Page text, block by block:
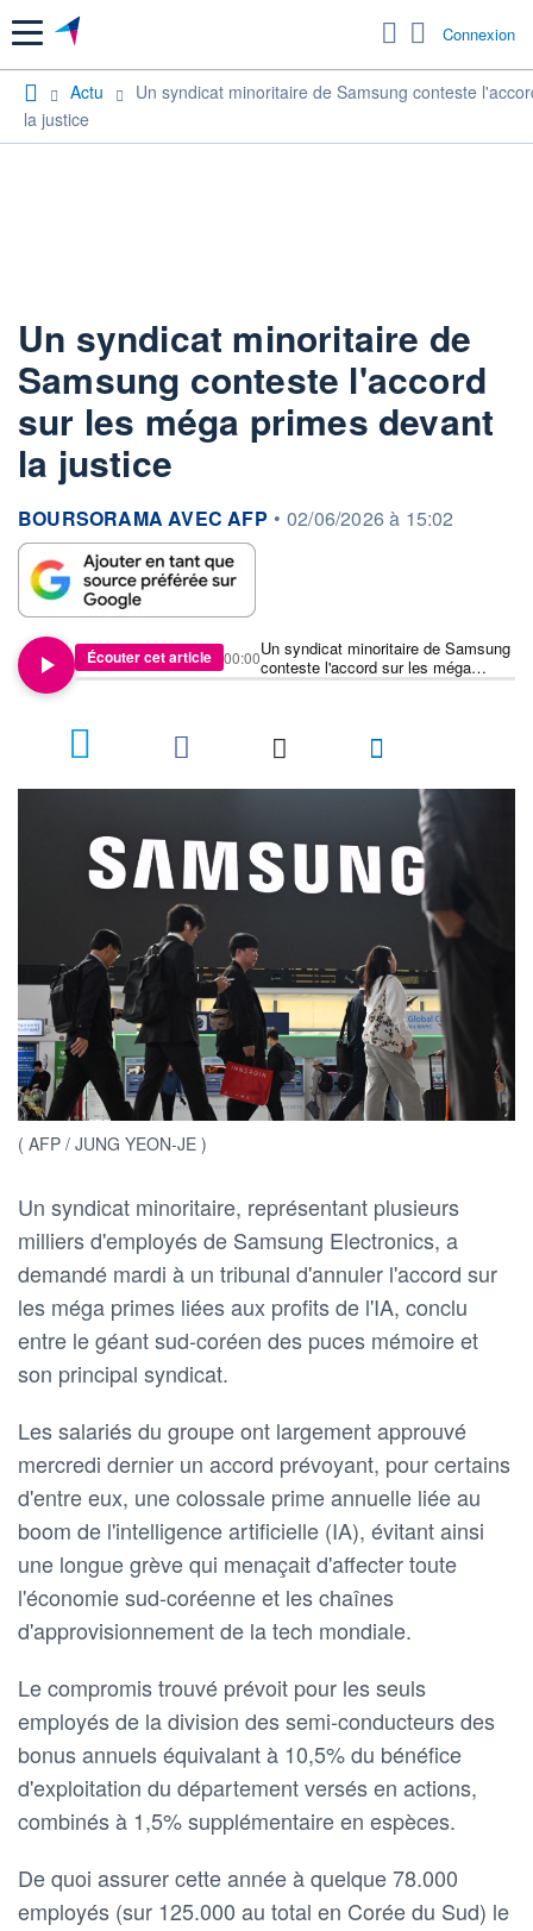
Menu Connexion
Actu
Un syndicat minoritaire de Samsung conteste
la justice
Un syndicat minoritaire de
Samsung conteste l'accord
sur les méga primes devant
la justice
information fournie par
BOURSORAMA AVEC AFP • 02/06/2026 à 15:02
Écouter cet article
Un syndicat minoritaire de Samsung
conteste l'accord sur les méga
primes devant la justice
00:00
( AFP / JUNG YEON-JE )
Un syndicat minoritaire, représentant plusieurs
milliers d'employés de Samsung Electronics, a
demandé mardi à un tribunal d'annuler l'accord sur
les méga primes liées aux profits de l'IA, conclu
entre le géant sud-coréen des puces mémoire et
son principal syndicat.
Les salariés du groupe ont largement approuvé
mercredi dernier un accord prévoyant, pour certains
d'entre eux, une colossale prime annuelle liée au
boom de l'intelligence artificielle (IA), évitant ainsi
une longue grève qui menaçait d'affecter toute
l'économie sud-coréenne et les chaînes
d'approvisionnement de la tech mondiale.
Le compromis trouvé prévoit pour les seuls
employés de la division des semi-conducteurs des
bonus annuels équivalant à 10,5% du bénéfice
d'exploitation du département versés en actions,
combinés à 1,5% supplémentaire en espèces.
De quoi assurer cette année à quelque 78.000
employés (sur 125.000 au total en Corée du Sud) le